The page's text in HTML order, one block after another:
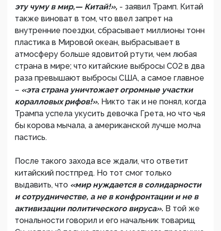
эту чуму в мир,— Китай!», - заявил Трамп. Китай
также виноват в том, что ввел запрет на
внутренние поездки, сбрасывает миллионы тонн
пластика в Мировой океан, выбрасывает в
атмосферу больше ядовитой ртути, чем любая
страна в мире; что китайские выбросы СО2 в два
раза превышают выбросы США, а самое главное
– «эта страна уничтожает огромные участки
коралловых рифов!». Никто так и не понял, когда
Трампа успела укусить девочка Грета, но что чья
бы корова мычала, а американской лучше молча
пастись.
После такого захода все ждали, что ответит
китайский постпред. Но тот смог только
выдавить, что «мир нуждается в солидарности
и сотрудничестве, а не в конфронтации и не в
активизации политического вируса». В той же
тональности говорил и его начальник товарищ